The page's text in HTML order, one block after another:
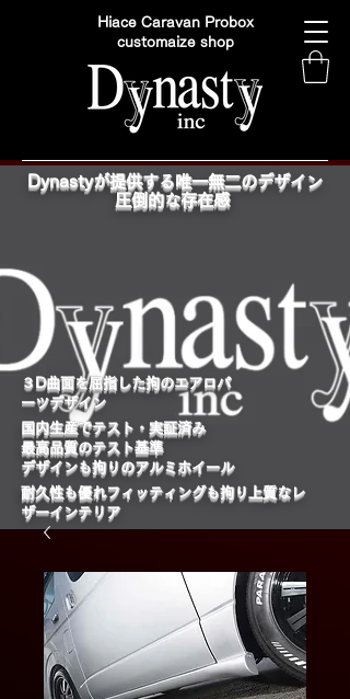
Hiace Caravan Probox
customaize shop
Dynastyが提供する唯一無二のデザイン
圧倒的な存在感
​３D曲面を屈指した拘のエアロパ
ーツデザイン
国内生産でテスト・実証済み
最高品質のテスト基準
デザインも拘りのアルミホイール
​耐久性も優れフィッティングも拘り上質なレ
ザーインテリア